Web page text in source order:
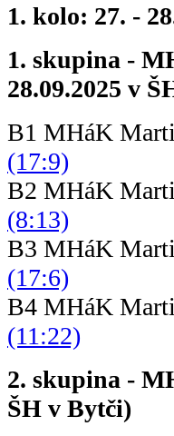
1. kolo: 27. -
1. skupina -
28.09.2025 v
B1 MHáK
(17:9)
B2 MHáK
(8:13)
B3 MHáK
(17:6)
B4 MHáK
(11:22)
2. skupina -
ŠH v Bytči)